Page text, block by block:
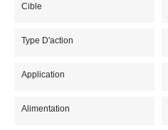
Cible
Type D'action
Application
Alimentation